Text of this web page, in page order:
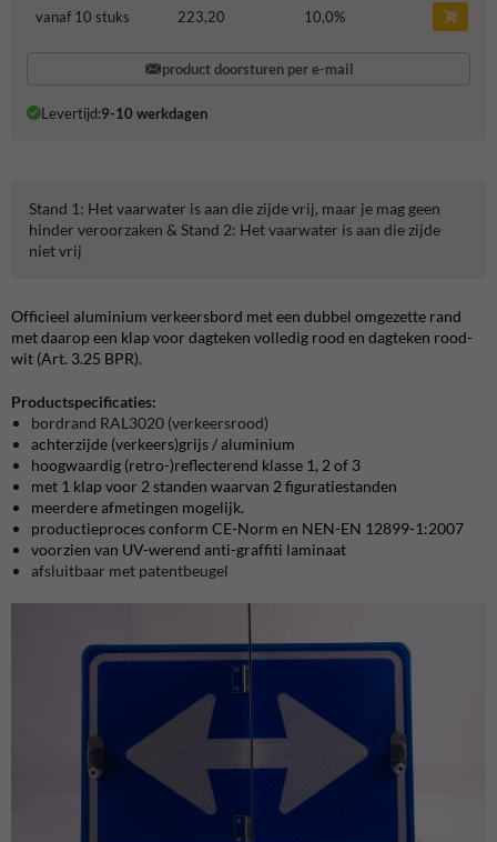
vanaf 10 stuks
223,20 10,0%
product doorsturen per e-mail
Levertijd:9-10 werkdagen
Stand 1: Het vaarwater is aan die zijde vrij, maar je mag geen
hinder veroorzaken & Stand 2: Het vaarwater is aan die zijde
niet vrij
Officieel aluminium verkeersbord met een dubbel omgezette rand
met daarop een klap voor dagteken volledig rood en dagteken rood-
wit (Art. 3.25 BPR).
Productspecificaties:
bordrand RAL3020 (verkeersrood)
achterzijde (verkeers)grijs / aluminium
hoogwaardig (retro-)reflecterend klasse 1, 2 of 3
met 1 klap voor 2 standen waarvan 2 figuratiestanden
meerdere afmetingen mogelijk.
productieproces conform CE-Norm en NEN-EN 12899-1:2007
voorzien van UV-werend anti-graffiti laminaat
afsluitbaar met patentbeugel